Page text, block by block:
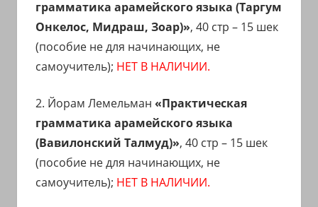
грамматика арамейского языка (Таргум
Онкелос, Мидраш, Зоар)», 40 стр – 15 шек
(пособие не для начинающих, не
самоучитель); НЕТ В НАЛИЧИИ.
2. Йорам Лемельман «Практическая
грамматика арамейского языка
(Вавилонский Талмуд)», 40 стр – 15 шек
(пособие не для начинающих, не
самоучитель); НЕТ В НАЛИЧИИ.